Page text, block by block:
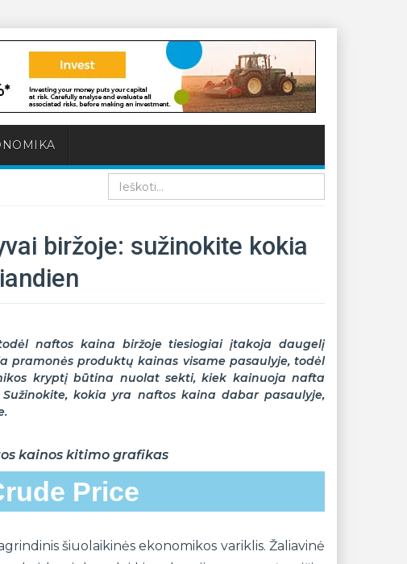
Paieška
biržoje: sužinokite kokia
naftos kaina biržoje tiesiogiai įtakoja daugelį
pramonės produktų kainas visame pasaulyje, todėl
kryptį būtina nuolat sekti, kiek kainuoja nafta
kokia yra naftos kaina dabar pasaulyje,
kainos kitimo grafikas
Price
šiuolaikinės ekonomikos variklis. Žaliavinė